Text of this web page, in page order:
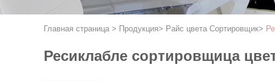
Главная страница > Продукция> Райс цвета Сортировщик>
Ресиклабле сортировщица